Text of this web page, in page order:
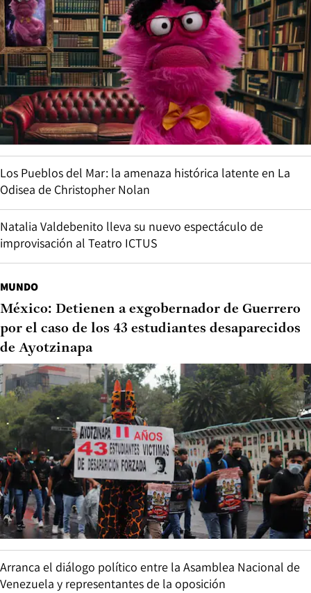
Los Pueblos del Mar: la amenaza histórica latente en La
Odisea de Christopher Nolan
Natalia Valdebenito lleva su nuevo espectáculo de
improvisación al Teatro ICTUS
MUNDO
México: Detienen a exgobernador de Guerrero
por el caso de los 43 estudiantes desaparecidos
de Ayotzinapa
Arranca el diálogo político entre la Asamblea Nacional de
Venezuela y representantes de la oposición